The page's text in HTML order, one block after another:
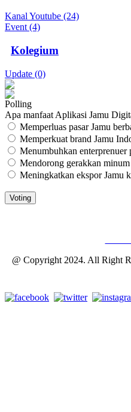
Kanal Youtube (24)
Event (4)
Kolegium
Update (0)
Polling
Apa manfaat Aplikasi Jamu
Memperluas pasar Jamu
Memperkuat brand Jamu
Menumbuhkan enterprenuer
Mendorong gerakkan minum
Meningkatkan ekspor Jamu
@ Copyright 2024. All Right